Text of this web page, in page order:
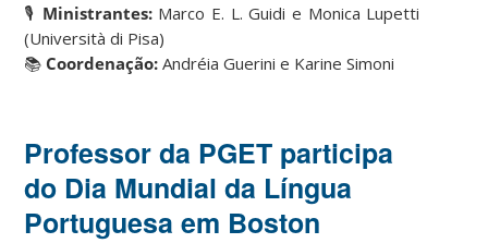
🎙️ Ministrantes:Marco E. L. Guidi e Monica Lupetti
(Università di Pisa)
📚 Coordenação: Andréia Guerini e Karine Simoni
Professor da PGET participa
do Dia Mundial da Língua
Portuguesa em Boston